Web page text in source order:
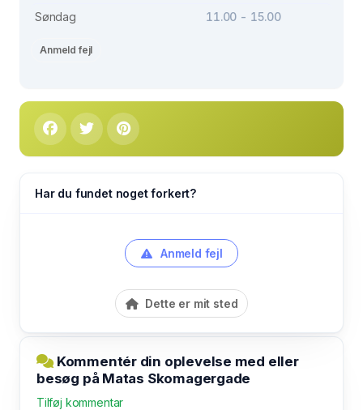
Søndag
11.00 - 15.00
Anmeld fejl
Har du fundet noget forkert?
Anmeld fejl
Dette er mit sted
Kommentér din oplevelse med eller
besøg på Matas Skomagergade
Tilføj kommentar